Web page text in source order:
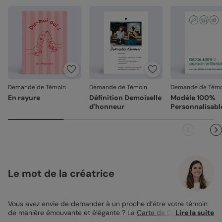
Demande de Témoin
En rayure
Demande de Témoin
Définition Demoiselle
d'honneur
Demande de
Modèle 100%
Le mot de la créatrice
Vous avez envie de demander à un proche d’être votre témoin
de manière émouvante et élégante ? La Carte de Demande de
Lire la suite